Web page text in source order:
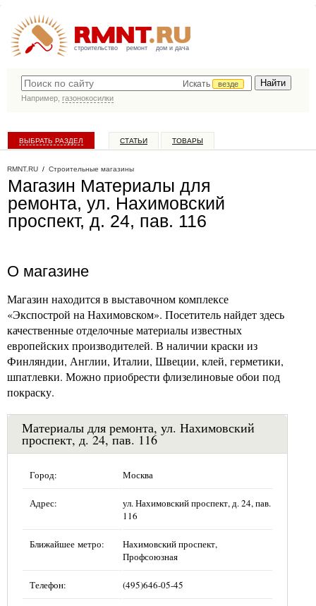
строительство ремонт дом и дача
Искать
везде
Например, газонокосилки
ВЫБРАТЬ РАЗДЕЛ СТАТЬИ ТОВАРЫ
RMNT.RU / Строительные магазины
Магазин Материалы для
ремонта, ул. Нахимовский
проспект, д. 24, пав. 116
О магазине
Магазин находится в выставочном комплексе
«Экспострой на Нахимовском». Посетитель найдет здесь
качественные отделочные материалы известных
европейских производителей. В наличии краски из
Финляндии, Англии, Италии, Швеции, клей, герметики,
шпатлевки. Можно приобрести флизелиновые обои под
покраску.
Материалы для ремонта, ул. Нахимовский
проспект, д. 24, пав. 116
Город: Москва
Адрес:
ул. Нахимовский проспект, д. 24, пав.
116
Ближайшее метро:
Нахимовский проспект,
Профсоюзная
Телефон: (495)646-05-45